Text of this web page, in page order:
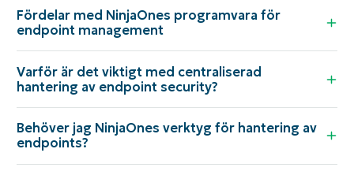
Fördelar med NinjaOnes programvara för
endpoint management
Varför är det viktigt med centraliserad
hantering av endpoint security?
Behöver jag NinjaOnes verktyg för hantering av
endpoints?